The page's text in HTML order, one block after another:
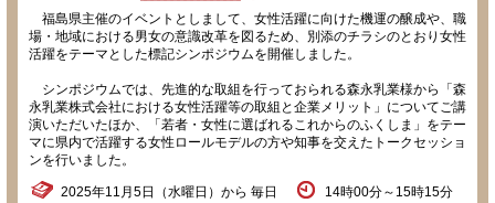
福島県主催のイベントとしまして、女性活躍に向けた機運の醸成や、職
場・地域における男女の意識改革を図るため、別添のチラシのとおり女性
活躍をテーマとした標記シンポジウムを開催しました。
シンポジウムでは、先進的な取組を行っておられる森永乳業様から「森
永乳業株式会社における女性活躍等の取組と企業メリット」についてご講
演いただいたほか、「若者・女性に選ばれるこれからのふくしま」をテー
マに県内で活躍する女性ロールモデルの方や知事を交えたトークセッショ
ンを行いました。
2025年11月5日（水曜日）から 毎日 14時00分～15時15分